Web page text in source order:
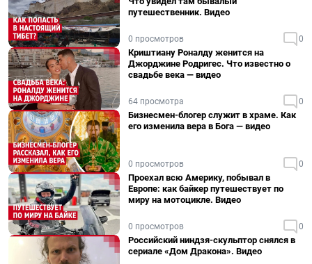
путешественник. Видео
0 просмотров 0
Криштиану Роналду женится на
Джорджине Родригес. Что известно о
свадьбе века — видео
64 просмотра 0
Бизнесмен-блогер служит в храме. Как
его изменила вера в Бога — видео
0 просмотров 0
Проехал всю Америку, побывал в
Европе: как байкер путешествует по
миру на мотоцикле. Видео
0 просмотров 0
Российский ниндзя-скульптор снялся в
сериале «Дом Дракона». Видео